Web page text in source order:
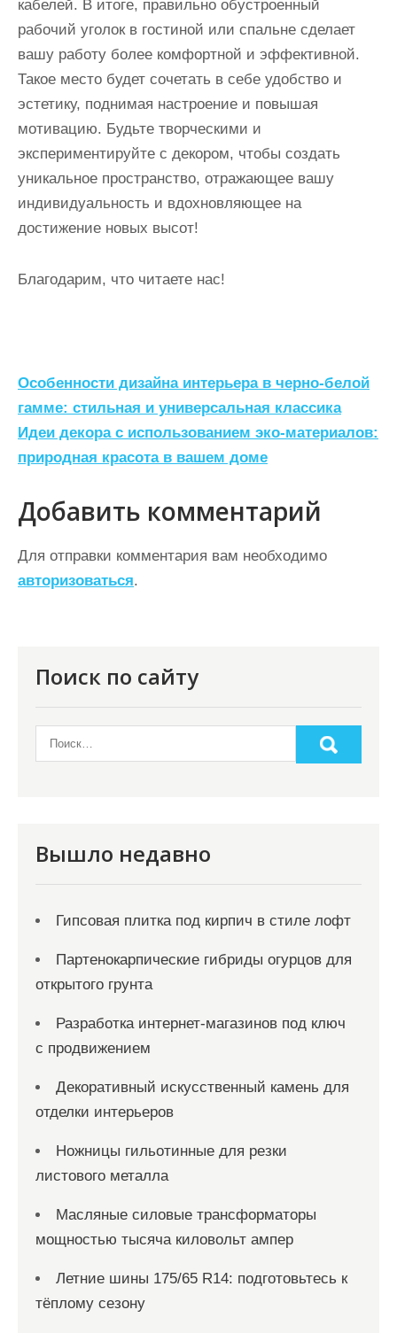
кабелей. В итоге, правильно обустроенный
рабочий уголок в гостиной или спальне сделает
вашу работу более комфортной и эффективной.
Такое место будет сочетать в себе удобство и
эстетику, поднимая настроение и повышая
мотивацию. Будьте творческими и
экспериментируйте с декором, чтобы создать
уникальное пространство, отражающее вашу
индивидуальность и вдохновляющее на
достижение новых высот!
Благодарим, что читаете нас!
Н
а
в
и
г
а
ц
и
м
Особенности дизайна интерьера в черно-белой
гамме: стильная и универсальная классика
Идеи декора с использованием эко-материалов:
природная красота в вашем доме
Добавить комментарий
Для отправки комментария вам необходимо
авторизоваться.
Поиск по сайту
Вышло недавно
Гипсовая плитка под кирпич в стиле лофт
Партенокарпические гибриды огурцов для
открытого грунта
Разработка интернет-магазинов под ключ
с продвижением
Декоративный искусственный камень для
отделки интерьеров
Ножницы гильотинные для резки
листового металла
Масляные силовые трансформаторы
мощностью тысяча киловольт ампер
Летние шины 175/65 R14: подготовьтесь к
тёплому сезону